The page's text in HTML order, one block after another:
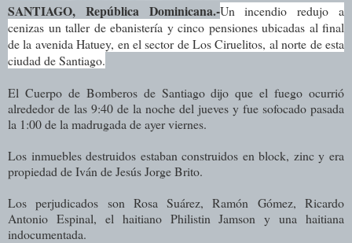
SANTIAGO, República Dominicana.-Un incendio redujo a
cenizas un taller de ebanistería y cinco pensiones ubicadas al final
de la avenida Hatuey, en el sector de Los Ciruelitos, al norte de esta
ciudad de Santiago.
El Cuerpo de Bomberos de Santiago dijo que el fuego ocurrió
alrededor de las 9:40 de la noche del jueves y fue sofocado pasada
la 1:00 de la madrugada de ayer viernes.
Los inmuebles destruidos estaban construidos en block, zinc y era
propiedad de Iván de Jesús Jorge Brito.
Los perjudicados son Rosa Suárez, Ramón Gómez, Ricardo
Antonio Espinal, el haitiano Philistin Jamson y una haitiana
indocumentada.